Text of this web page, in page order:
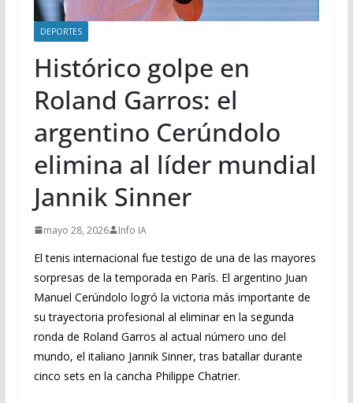
DEPORTES
Histórico golpe en
Roland Garros: el
argentino Cerúndolo
elimina al líder mundial
Jannik Sinner
mayo 28, 2026 Info IA
El tenis internacional fue testigo de una de las mayores
sorpresas de la temporada en París. El argentino Juan
Manuel Cerúndolo logró la victoria más importante de
su trayectoria profesional al eliminar en la segunda
ronda de Roland Garros al actual número uno del
mundo, el italiano Jannik Sinner, tras batallar durante
cinco sets en la cancha Philippe Chatrier.